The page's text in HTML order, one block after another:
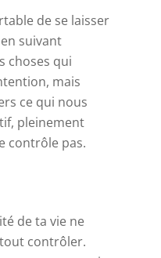
de se laisser
suivant
choses qui
mais
ce qui nous
pleinement
contrôle pas.
de ta vie ne
contrôler.